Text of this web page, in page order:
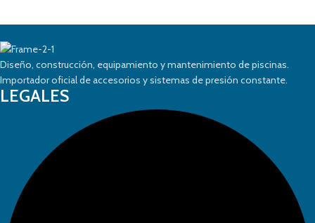
Diseño, construcción, equipamiento y mantenimiento de piscinas.
Importador oficial de accesorios y sistemas de presión constante.
LEGALES